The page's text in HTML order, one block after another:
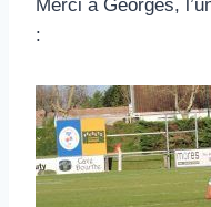
Merci à Georges,
: